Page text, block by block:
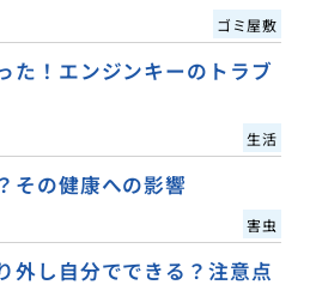
ゴミ屋敷
た！エンジンキーのトラブ
生活
その健康への影響
害虫
外し自分でできる？注意点